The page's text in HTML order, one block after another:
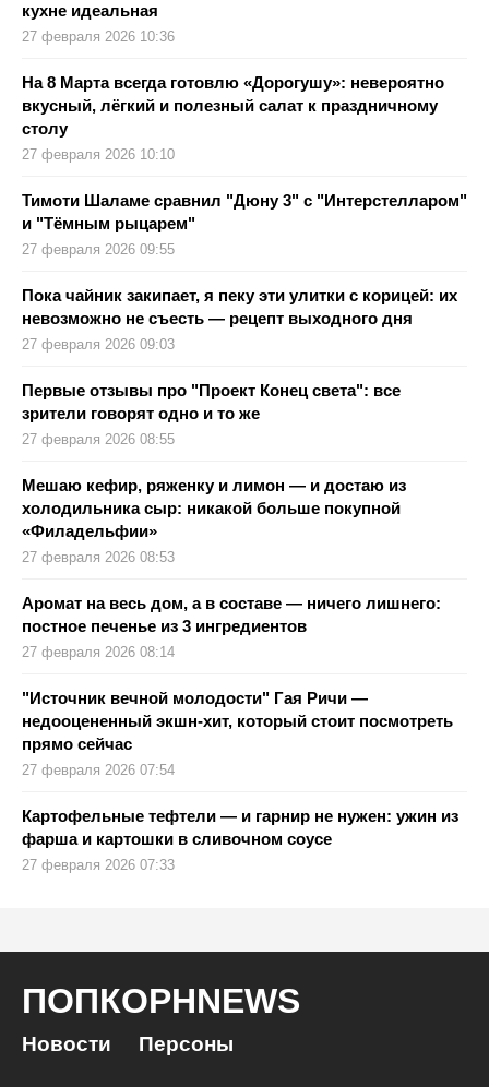
кухне идеальная
27 февраля 2026 10:36
На 8 Марта всегда готовлю «Дорогушу»: невероятно
вкусный, лёгкий и полезный салат к праздничному
столу
27 февраля 2026 10:10
Тимоти Шаламе сравнил "Дюну 3" с "Интерстелларом"
и "Тёмным рыцарем"
27 февраля 2026 09:55
Пока чайник закипает, я пеку эти улитки с корицей: их
невозможно не съесть — рецепт выходного дня
27 февраля 2026 09:03
Первые отзывы про "Проект Конец света": все
зрители говорят одно и то же
27 февраля 2026 08:55
Мешаю кефир, ряженку и лимон — и достаю из
холодильника сыр: никакой больше покупной
«Филадельфии»
27 февраля 2026 08:53
Аромат на весь дом, а в составе — ничего лишнего:
постное печенье из 3 ингредиентов
27 февраля 2026 08:14
"Источник вечной молодости" Гая Ричи —
недооцененный экшн-хит, который стоит посмотреть
прямо сейчас
27 февраля 2026 07:54
Картофельные тефтели — и гарнир не нужен: ужин из
фарша и картошки в сливочном соусе
27 февраля 2026 07:33
ПОПКОРНNEWS
Новости Персоны